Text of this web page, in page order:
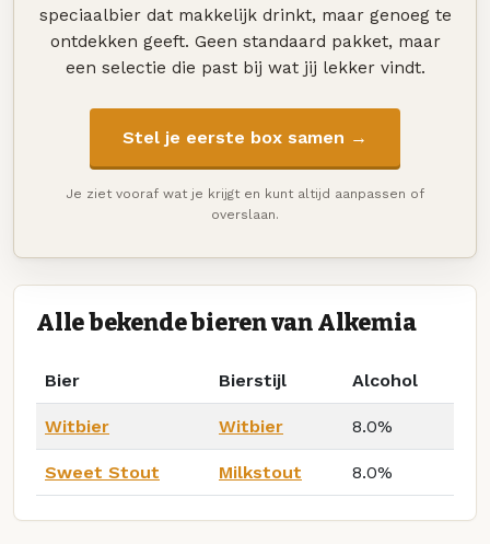
speciaalbier dat makkelijk drinkt, maar genoeg te
ontdekken geeft. Geen standaard pakket, maar
een selectie die past bij wat jij lekker vindt.
Stel je eerste box samen →
Je ziet vooraf wat je krijgt en kunt altijd aanpassen of
overslaan.
Alle bekende bieren van Alkemia
Bier Bierstijl Alcohol
Witbier Witbier 8.0%
Sweet Stout Milkstout 8.0%